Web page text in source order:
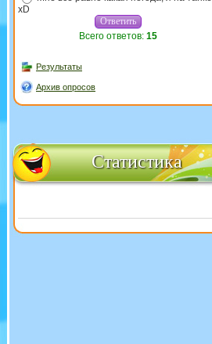
xD
Всего ответов: 15
Результаты
Архив опросов
Статистика